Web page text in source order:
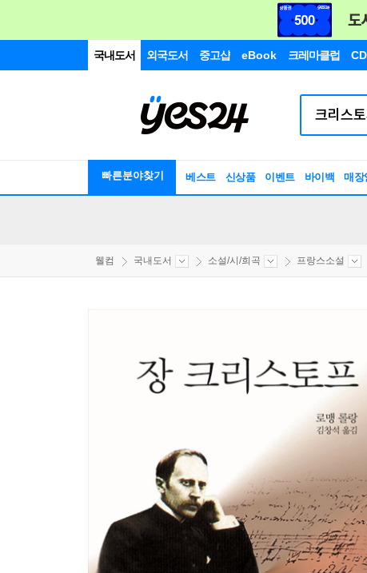
국내도서 외국도서 중고샵 eBook 크레마클럽
빠른분야찾기 베스트 신상품 이벤트 바이백 매장
웰컴 국내도서 소설/시/희곡 프랑스소설